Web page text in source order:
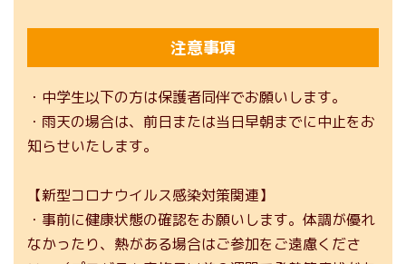
注意事項
・中学生以下の方は保護者同伴でお願いします。
・雨天の場合は、前日または当日早朝までに中止をお
知らせいたします。
【新型コロナウイルス感染対策関連】
・事前に健康状態の確認をお願いします。体調が優れ
なかったり、熱がある場合はご参加をご遠慮くださ